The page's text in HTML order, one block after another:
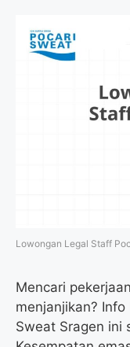
Lowongan Legal Staff
Mencari
menjanjikan?
Sweat Sragen ini